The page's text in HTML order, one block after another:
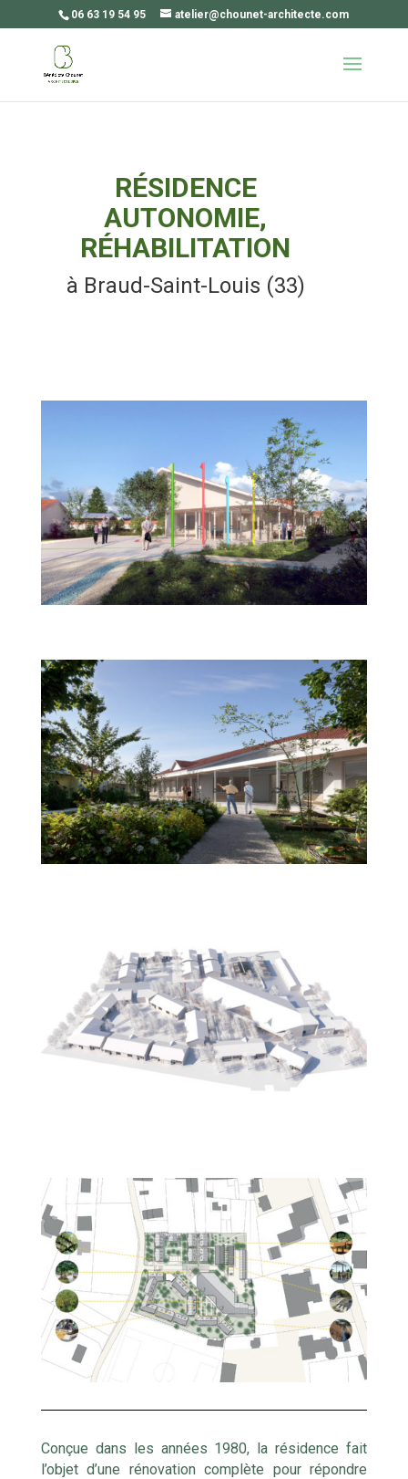
06 63 19 54 95 atelier@chounet-architecte.com
RÉSIDENCE
AUTONOMIE,
RÉHABILITATION
à Braud-Saint-Louis (33)
Conçue dans les années 1980, la résidence fait
l’objet d’une rénovation complète pour répondre